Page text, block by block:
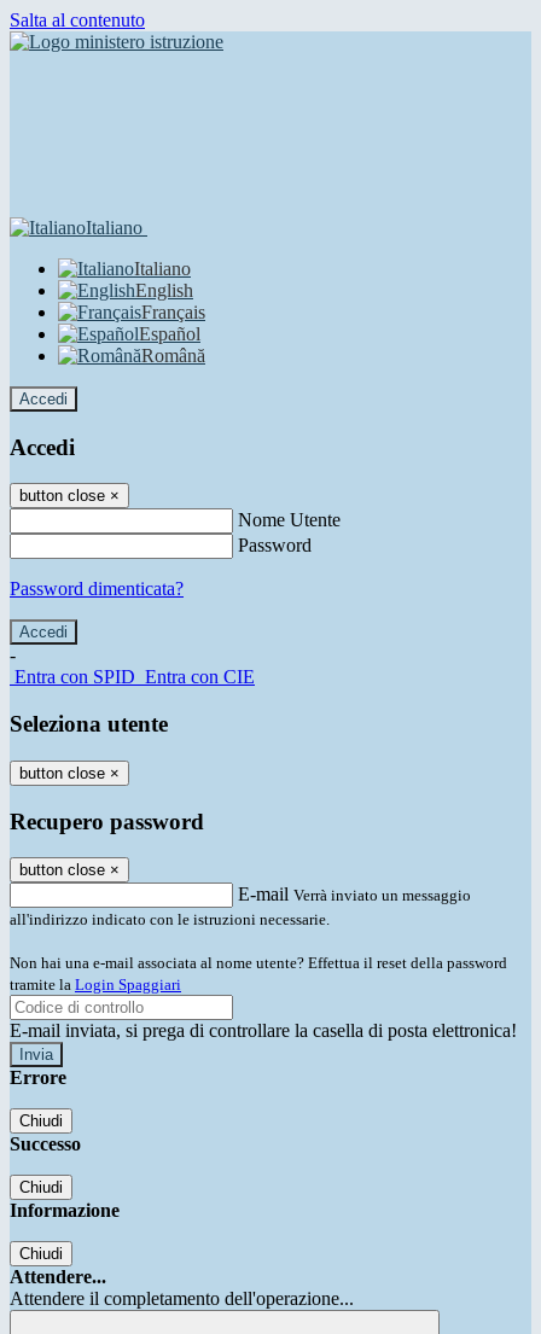
Salta al contenuto
Italiano
Italiano
English
Français
Español
Română
Accedi
Accedi
button close ×
Nome Utente
Password
Password dimenticata?
-
Entra con SPID Entra con CIE
Seleziona utente
button close ×
Recupero password
button close ×
E-mail Verrà inviato un messaggio
all'indirizzo indicato con le istruzioni necessarie.
Non hai una e-mail associata al nome utente? Effettua il reset della password
tramite la Login Spaggiari
E-mail inviata, si prega di controllare la casella di posta elettronica!
Errore
Chiudi
Successo
Chiudi
Informazione
Chiudi
Attendere...
Attendere il completamento dell'operazione...